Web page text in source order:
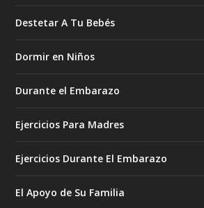
Destetar A Tu Bebés
Dormir en Niños
Durante el Embarazo
Ejercicios Para Madres
Ejercicios Durante El Embarazo
El Apoyo de Su Familia